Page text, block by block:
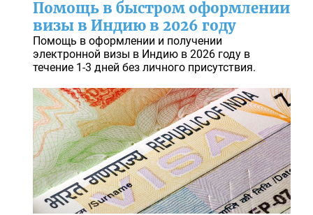
Помощь в быстром оформлении
визы в Индию в 2026 году
Помощь в оформлении и получении
электронной визы в Индию в 2026 году в
течение 1-3 дней без личного присутствия.